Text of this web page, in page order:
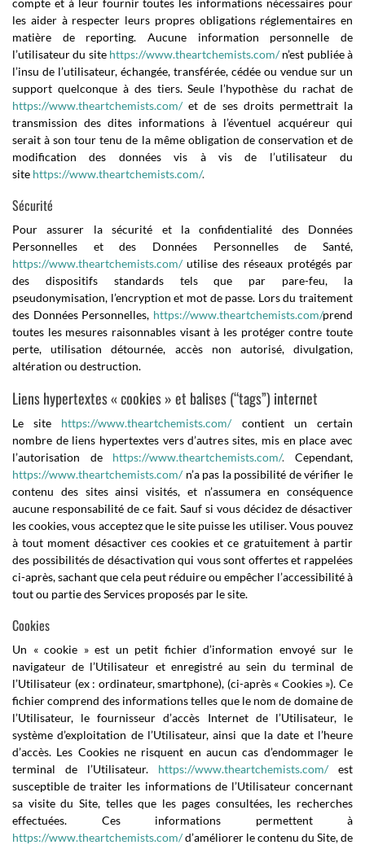
compte et à leur fournir toutes les informations nécessaires pour
les aider à respecter leurs propres obligations réglementaires en
matière de reporting. Aucune information personnelle de
l’utilisateur du site https://www.theartchemists.com/ n’est publiée à
l’insu de l’utilisateur, échangée, transférée, cédée ou vendue sur un
support quelconque à des tiers. Seule l’hypothèse du rachat de
https://www.theartchemists.com/ et de ses droits permettrait la
transmission des dites informations à l’éventuel acquéreur qui
serait à son tour tenu de la même obligation de conservation et de
modification des données vis à vis de l’utilisateur du
site https://www.theartchemists.com/.
Sécurité
Pour assurer la sécurité et la confidentialité des Données
Personnelles et des Données Personnelles de Santé,
https://www.theartchemists.com/ utilise des réseaux protégés par
des dispositifs standards tels que par pare-feu, la
pseudonymisation, l’encryption et mot de passe. Lors du traitement
des Données Personnelles, https://www.theartchemists.com/prend
toutes les mesures raisonnables visant à les protéger contre toute
perte, utilisation détournée, accès non autorisé, divulgation,
altération ou destruction.
Liens hypertextes « cookies » et balises (“tags”) internet
Le site https://www.theartchemists.com/
contient un certain
nombre de liens hypertextes vers d’autres sites, mis en place avec
l’autorisation de
https://www.theartchemists.com/.Cependant,
https://www.theartchemists.com/ n’a pas la possibilité de vérifier le
contenu des sites ainsi visités, et n’assumera en conséquence
aucune responsabilité de ce fait. Sauf si vous décidez de désactiver
les cookies, vous acceptez que le site puisse les utiliser. Vous pouvez
à tout moment désactiver ces cookies et ce gratuitement à partir
des possibilités de désactivation qui vous sont offertes et rappelées
ci-après, sachant que cela peut réduire ou empêcher l’accessibilité à
tout ou partie des Services proposés par le site.
Cookies
Un « cookie » est un petit fichier d’information envoyé sur le
navigateur de l’Utilisateur et enregistré au sein du terminal de
l’Utilisateur (ex : ordinateur, smartphone), (ci-après « Cookies »). Ce
fichier comprend des informations telles que le nom de domaine de
l’Utilisateur, le fournisseur d’accès Internet de l’Utilisateur, le
système d’exploitation de l’Utilisateur, ainsi que la date et l’heure
d’accès. Les Cookies ne risquent en aucun cas d’endommager le
terminal de l’Utilisateur.
https://www.theartchemists.com/
est
susceptible de traiter les informations de l’Utilisateur concernant
sa visite du Site, telles que les pages consultées, les recherches
effectuées. Ces informations permettent à
https://www.theartchemists.com/d’améliorer le contenu du Site, de